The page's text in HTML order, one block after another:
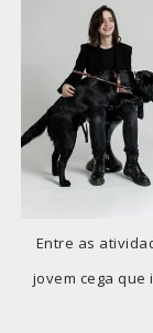
Entre as
jovem cega que